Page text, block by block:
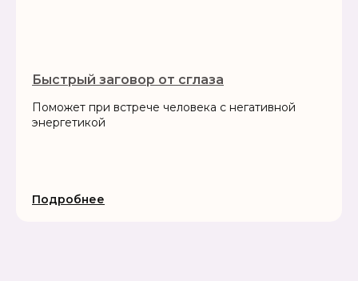
Быстрый заговор от сглаза
Поможет при встрече человека с негативной
энергетикой
Подробнее